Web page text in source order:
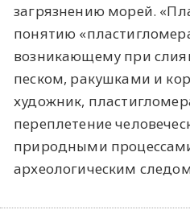
загрязнению морей.
понятию
возникающему при
песком, ракушками и
художник,
переплетение
природными
археологическим